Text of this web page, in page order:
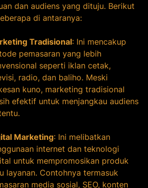
dan audiens yang dituju. Berikut
di antaranya:
Tradisional: Ini mencakup
pemasaran yang lebih
seperti iklan cetak,
radio, dan baliho. Meski
kuno, marketing tradisional
efektif untuk menjangkau audiens
Marketing: Ini melibatkan
internet dan teknologi
untuk mempromosikan produk
layanan. Contohnya termasuk
media sosial, SEO, konten